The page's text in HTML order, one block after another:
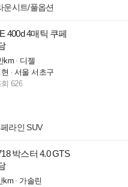
운시트/풀옵션
400d 4매틱 쿠페
km
디젤
서울 서초구
회 626
라인 SUV
박스터 4.0 GTS
km
가솔린